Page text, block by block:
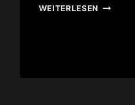
WEITERLESEN IST